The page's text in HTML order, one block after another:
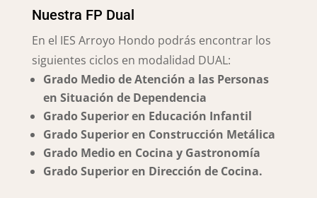
Nuestra FP Dual
En el IES Arroyo Hondo podrás encontrar los
siguientes ciclos en modalidad DUAL:
Grado Medio de Atención a las Personas
en Situación de Dependencia
Grado Superior en Educación Infantil
Grado Superior en Construcción Metálica
Grado Medio en Cocina y Gastronomía
Grado Superior en Dirección de Cocina.